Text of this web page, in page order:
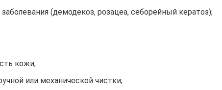
(демодекоз, розацеа, себорейный кератоз);
кожи;
или механической чистки;